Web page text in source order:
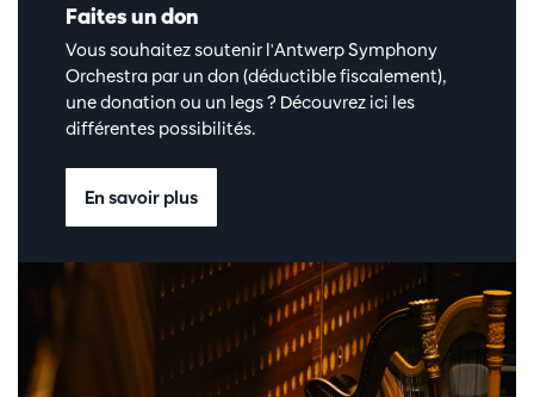
Faites un don
Vous souhaitez soutenir l'Antwerp Symphony
Orchestra par un don (déductible fiscalement),
une donation ou un legs ? Découvrez ici les
différentes possibilités.
En savoir plus